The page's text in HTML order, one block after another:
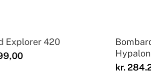
Explorer 420
Hypalon
kr.